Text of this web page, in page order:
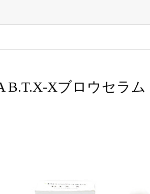
B.T.X-Xブロウセラ